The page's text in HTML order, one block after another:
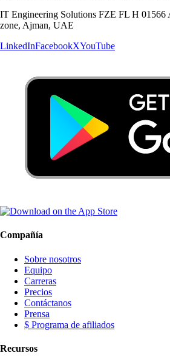
IT Engineering Solutions FZE FL H 01566
zone, Ajman, UAE
LinkedInFacebookXYouTube
Compañía
Sobre nosotros
Equipo
Carreras
Precios
Contáctanos
Prensa
$ Programa de afiliados
Recursos